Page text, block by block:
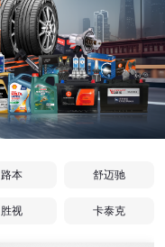
路本 舒迈驰
胜视 卡泰克